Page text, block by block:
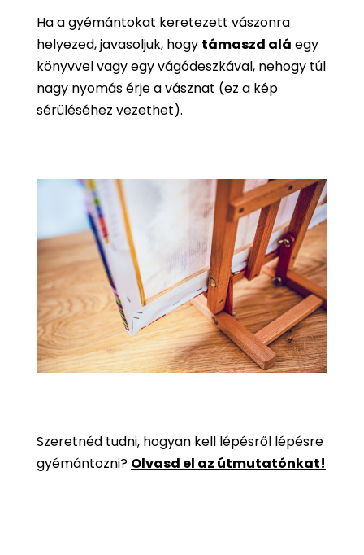
Ha a gyémántokat keretezett vászonra
helyezed, javasoljuk, hogy támaszd alá egy
könyvvel vagy egy vágódeszkával, nehogy túl
nagy nyomás érje a vásznat (ez a kép
sérüléséhez vezethet).
Szeretnéd tudni, hogyan kell lépésről lépésre
gyémántozni? Olvasd el az útmutatónkat!